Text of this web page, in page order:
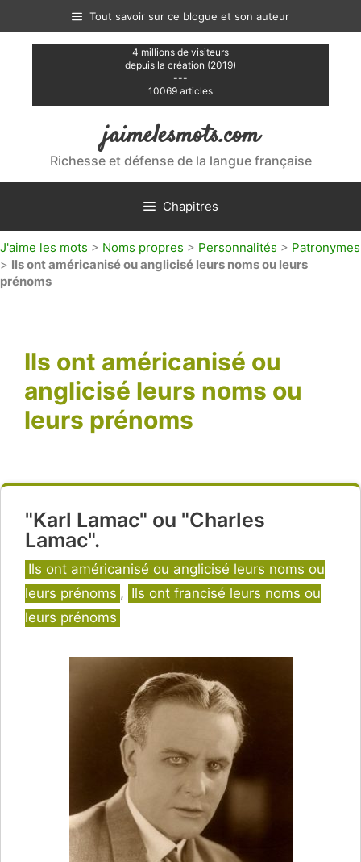
contenu
Tout savoir sur ce blogue et son auteur
4 millions de visiteurs
depuis la création (2019)
---
10069 articles
jaimelesmots.com
Richesse et défense de la langue française
Chapitres
J'aime les mots > Noms propres > Personnalités > Patronymes
> Ils ont américanisé ou anglicisé leurs noms ou leurs
prénoms
Ils ont américanisé ou
anglicisé leurs noms ou
leurs prénoms
"Karl Lamac" ou "Charles
Lamac".
Catégories
Ils ont américanisé ou anglicisé leurs noms ou
leurs prénoms , Ils ont francisé leurs noms ou
leurs prénoms